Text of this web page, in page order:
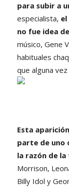
para subir a
especialista,
no fue idea
músico, Gene
habituales
que alguna
Esta
parte de uno
la razón de
Morrison,
Billy Idol y